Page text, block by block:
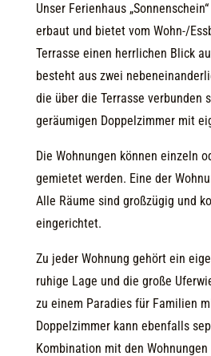
Unser Ferienhaus
erbaut und bietet vom Wohn-/
Terrasse einen herrlichen Blick
besteht aus zwei
die über die Terrasse verbunden
geräumigen Doppelzimmer mit
Die Wohnungen können einzeln
gemietet werden. Eine der
Alle Räume sind großzügig und
eingerichtet.
Zu jeder Wohnung gehört ein
ruhige Lage und die große
zu einem Paradies für Familien
Doppelzimmer kann ebenfalls
Kombination mit den